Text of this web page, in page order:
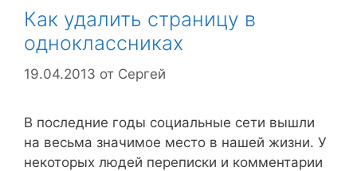
Как удалить страницу в
одноклассниках
19.04.2013 от Сергей
В последние годы социальные сети вышли
на весьма значимое место в нашей жизни. У
некоторых людей переписки и комментарии